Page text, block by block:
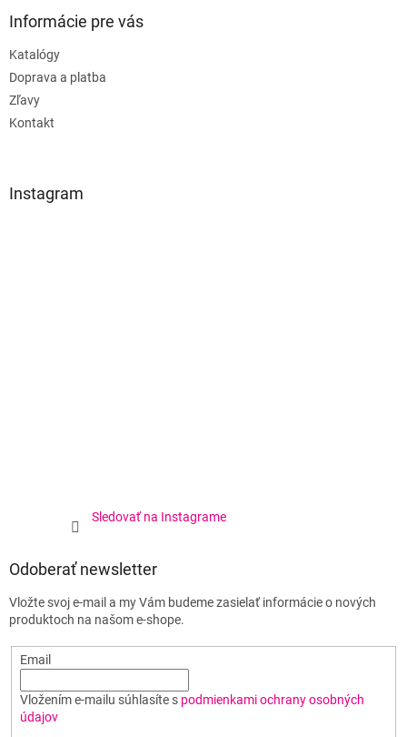
Informácie pre vás
Katalógy
Doprava a platba
Zľavy
Kontakt
Instagram
Sledovať na Instagrame
Odoberať newsletter
Vložte svoj e-mail a my Vám budeme zasielať informácie o nových
produktoch na našom e-shope.
Email
Vložením e-mailu súhlasíte s podmienkami ochrany osobných
údajov